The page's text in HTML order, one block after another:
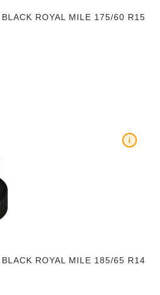
ROYAL MILE 175/60 R15
ROYAL MILE 185/65 R14
i